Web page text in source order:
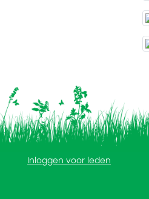
Inloggen voor leden